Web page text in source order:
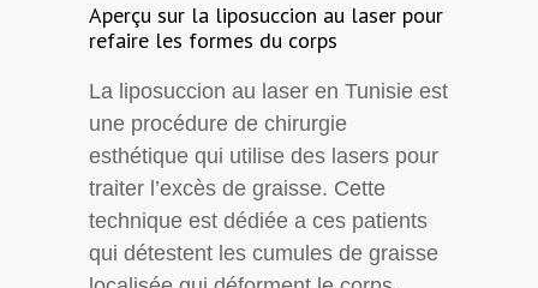
Aperçu sur la liposuccion au laser pour
refaire les formes du corps
La liposuccion au laser en Tunisie est
une procédure de chirurgie
esthétique qui utilise des lasers pour
traiter l’excès de graisse. Cette
technique est dédiée a ces patients
qui détestent les cumules de graisse